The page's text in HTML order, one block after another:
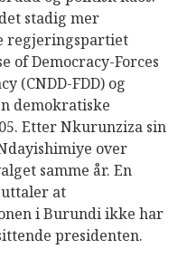
stadig mer
regjeringspartiet
of Democracy-Forces
(CNDD-FDD) og
demokratiske
Etter Nkurunziza sin
over
samme år. En
at
i Burundi ikke har
presidenten.